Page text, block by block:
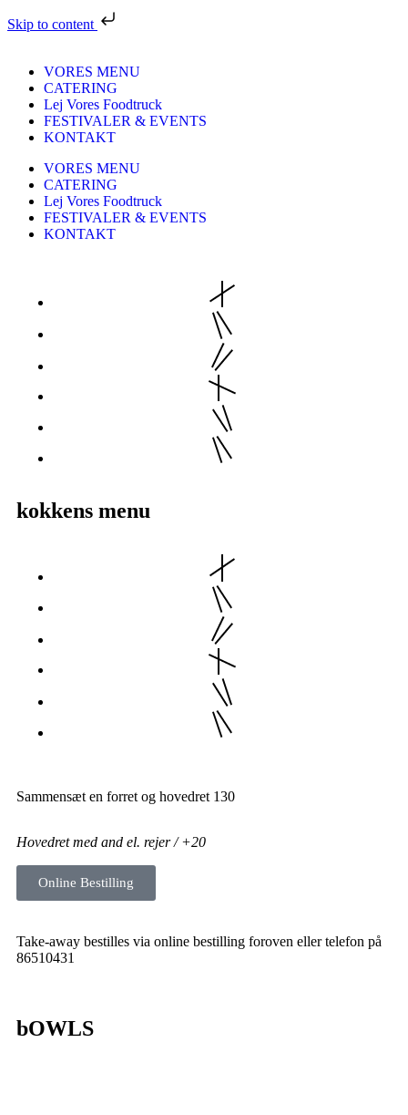
Skip to content
VORES MENU
CATERING
Lej Vores Foodtruck
FESTIVALER & EVENTS
KONTAKT
VORES MENU
CATERING
Lej Vores Foodtruck
FESTIVALER & EVENTS
KONTAKT
kokkens menu
Sammensæt en forret og hovedret 130
Hovedret med and el. rejer/ +20
Online Bestilling
Take-away bestilles via online bestilling foroven eller telefon på
86510431
bOWLS